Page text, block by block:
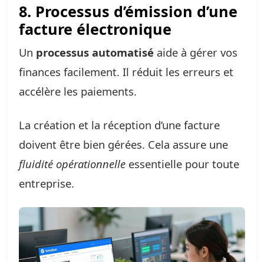
8. Processus d’émission d’une
facture électronique
Un processus automatisé aide à gérer vos
finances facilement. Il réduit les erreurs et
accélère les paiements.
La création et la réception d’une facture
doivent être bien gérées. Cela assure une
fluidité opérationnelle essentielle pour toute
entreprise.